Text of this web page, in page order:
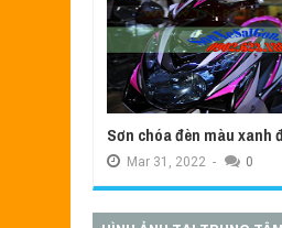
Sơn chóa đèn màu xanh
Mar 31, 2022 - 0